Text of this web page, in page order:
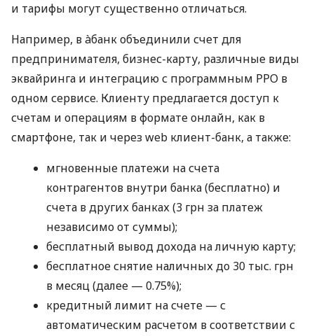
и тарифы могут существенно отличаться.
Например, в àбанк объединили счет для
предпринимателя, бизнес-карту, различные виды
эквайринга и интеграцию с программным РРО в
одном сервисе. Клиенту предлагается доступ к
счетам и операциям в формате онлайн, как в
смартфоне, так и через web клиент-банк, а также:
мгновенные платежи на счета
контрагентов внутри банка (бесплатно) и
счета в других банках (3 грн за платеж
независимо от суммы);
бесплатный вывод дохода на личную карту;
бесплатное снятие наличных до 30 тыс. грн
в месяц (далее — 0.75%);
кредитный лимит на счете — с
автоматическим расчетом в соответствии с